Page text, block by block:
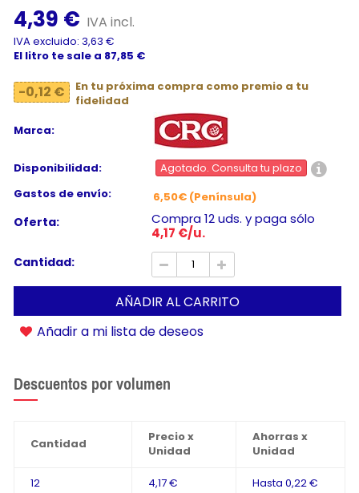
4,39 € IVA incl.
IVA excluido: 3,63 €
El litro te sale a 87,85 €
-0,12 €
En tu próxima compra como premio a tu
fidelidad
Marca:
Disponibilidad:
Agotado. Consulta tu plazo
Gastos de envío:
6,50€ (Península)
Oferta:
Compra 12 uds. y paga sólo
4,17 €/u.
Cantidad:
AÑADIR AL CARRITO
Añadir a mi lista de deseos
Descuentos por volumen
Cantidad
Precio x
Unidad
Ahorras x
Unidad
12 4,17 € Hasta 0,22 €